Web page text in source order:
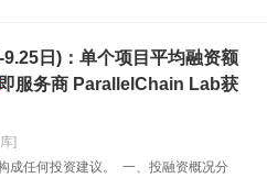
9.25日)：单个项目平均融资额
即服务商 ParallelChain Lab获
]
成任何投资建议。 一、投融资概况分